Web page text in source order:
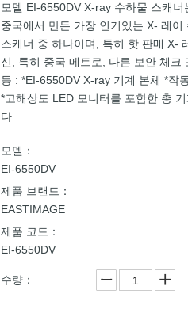
모델 EI-6550DV X-ray 수하물 스캐너
중국에서 만든 가장 인기있는 X- 레이
스캐너 중 하나이며, 특히 핫 판매 X-
신, 특히 중국 메트로, 다른 보안 체크
등 : *EI-6550DV X-ray 기계 본체 *작
*고해상도 LED 모니터를 포함한 총 기
다.
모델：
EI-6550DV
제품 브랜드：
EASTIMAGE
제품 코드：
EI-6550DV
수량：